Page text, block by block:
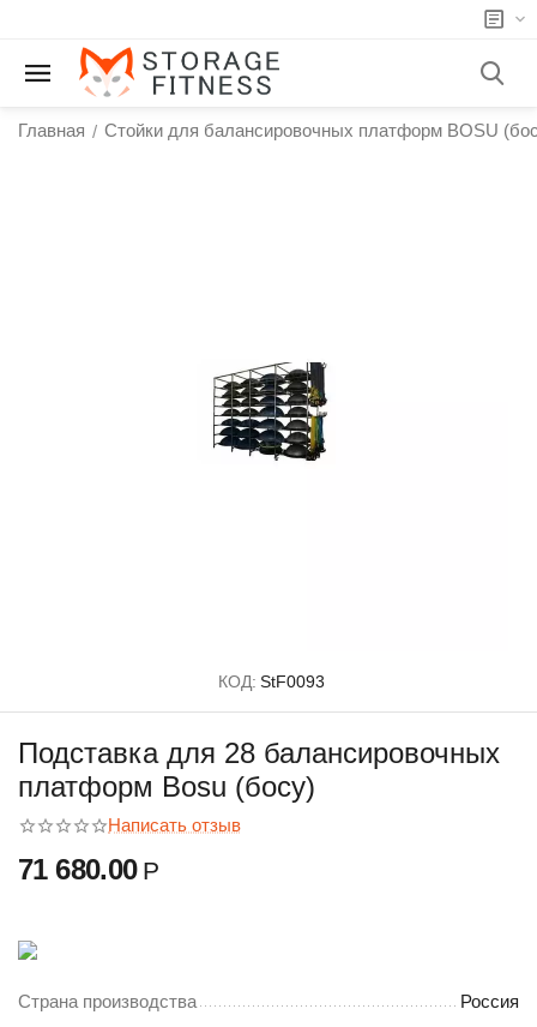
Главная / Стойки для балансировочных платформ BOSU
КОД: StF0093
Подставка для 28 балансировочных
платформ Bosu (босу)
Написать отзыв
71 680.00 Р
Страна производства Россия